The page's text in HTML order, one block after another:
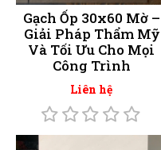
Gạch Ốp 30x60 Mờ –
Giải Pháp Thẩm Mỹ
Và Tối Ưu Cho Mọi
Công Trình
Liên hệ